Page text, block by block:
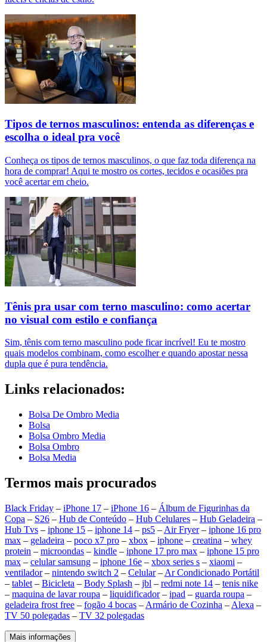
Tipos de ternos masculinos: entenda as diferenças e
escolha o ideal pra você
Conheça os tipos de ternos masculinos, o que faz toda diferença na
hora de comprar! Aqui te mostro os cortes, tecidos e ocasiões pra
você acertar em cheio.
Tênis pra usar com terno masculino: como acertar
no visual com estilo e confiança
Sim, tênis com terno masculino pode ficar incrível! Eu te mostro
quais modelos combinam, como escolher e quando apostar nessa
dupla que é pura tendência.
Links relacionados:
Bolsa De Ombro Media
Bolsa
Bolsa Ombro Media
Bolsa Ombro
Bolsa Media
Termos mais procurados
Black Friday – iPhone 17 – iPhone 16 – Álbum de Figurinhas da
Copa – S26 – Hub de Conteúdo – Hub Celulares – Hub Geladeira –
Hub Tvs – iphone 15 – iphone 14 – ps5 – Air Fryer– iphone 16 pro
max – geladeira – poco x7 pro – xbox – iphone – creatina – whey
protein – microondas – kindle – iphone 17 pro max – iphone 15 pro
max – celular samsung – iphone 16e – xbox series s – xiaomi –
ventilador– nintendo switch 2 – Celular– Ar Condicionado Portátil
– tablet – Bicicleta – Body Splash – jbl – redmi note 14 – tenis nike
– maquina de lavar roupa – liquidificador– ipad – guarda roupa –
geladeira frost free – fogão 4 bocas – Armário de Cozinha – Alexa –
TV 50 polegadas – TV 32 polegadas
Mais informações